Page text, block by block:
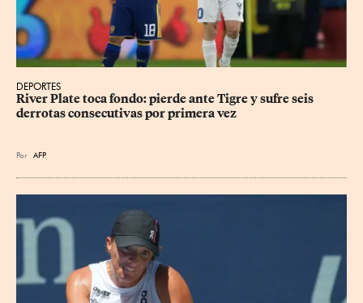
DEPORTES
River Plate toca fondo: pierde ante Tigre y sufre seis
derrotas consecutivas por primera vez
Por AFP